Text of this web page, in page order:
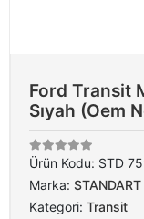
Ford Transit
Sıyah (Oem
Ürün Kodu: STD
Marka: STANDART
Kategori: Transit